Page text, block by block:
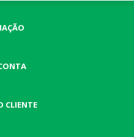
CLIENTE